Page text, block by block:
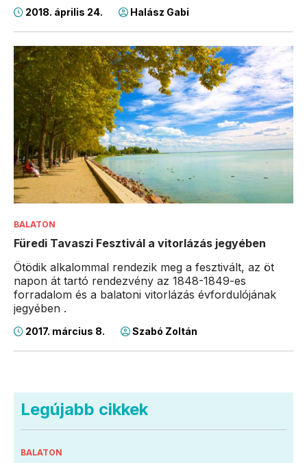
2018. április 24. Halász Gabi
BALATON
Füredi Tavaszi Fesztivál a vitorlázás jegyében
Ötödik alkalommal rendezik meg a fesztivált, az öt
napon át tartó rendezvény az 1848-1849-es
forradalom és a balatoni vitorlázás évfordulójának
jegyében .
2017. március 8. Szabó Zoltán
Legújabb cikkek
BALATON